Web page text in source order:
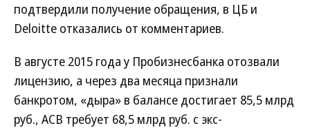
подтвердили получение обращения, в ЦБ и
Deloitte отказались от комментариев.
В августе 2015 года у Пробизнесбанка отозвали
лицензию, а через два месяца признали
банкротом, «дыра» в балансе достигает 85,5 млрд
руб., АСВ требует 68,5 млрд руб. с экс-